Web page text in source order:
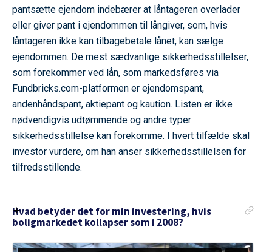
pantsætte ejendom indebærer at låntageren overlader
eller giver pant i ejendommen til långiver, som, hvis
låntageren ikke kan tilbagebetale lånet, kan sælge
ejendommen. De mest sædvanlige sikkerhedsstillelser,
som forekommer ved lån, som markedsføres via
Fundbricks.com-platformen er ejendomspant,
andenhåndspant, aktiepant og kaution. Listen er ikke
nødvendigvis udtømmende og andre typer
sikkerhedsstillelse kan forekomme. I hvert tilfælde skal
investor vurdere, om han anser sikkerhedsstillelsen for
tilfredsstillende.
Hvad betyder det for min investering, hvis
boligmarkedet kollapser som i 2008?